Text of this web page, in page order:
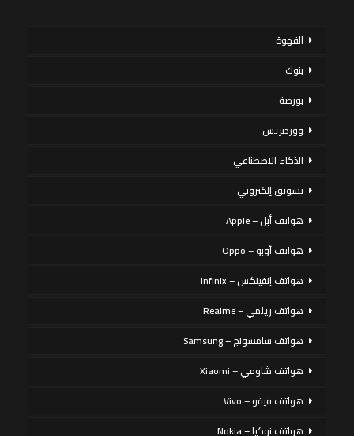
القهوة
بنوك
بورصة
ووردبريس
الذكاء الاصطناعي
تسويق إلكتروني
هواتف أبل – Apple
هواتف أوبو – Oppo
هواتف إنفينكس – Infinix
هواتف ريلمي – Realme
هواتف سامسونج – Samsung
هواتف شاومي – Xiaomi
هواتف فيفو – Vivo
هواتف نوكيا – Nokia